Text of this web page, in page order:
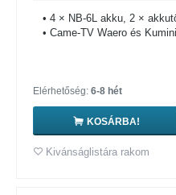
• 4 × NB-6L akku, 2 ×
• Came-TV Waero és
Elérhetőség: 6-8 hét
KOSÁRBA!
Kivánságlistára rakom